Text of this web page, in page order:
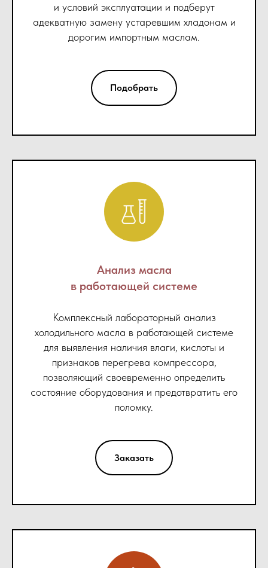
и условий эксплуатации и подберут
адекватную замену устаревшим хладонам и
дорогим импортным маслам.
Подобрать
Анализ масла
в работающей системе
Комплексный лабораторный анализ
холодильного масла в работающей системе
для выявления наличия влаги, кислоты и
признаков перегрева компрессора,
позволяющий своевременно определить
состояние оборудования и предотвратить его
поломку.
Заказать